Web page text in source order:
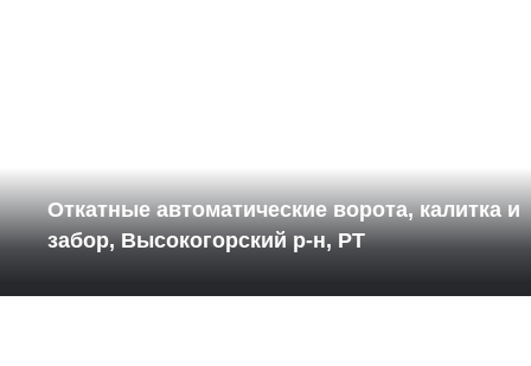
Откатные автоматические ворота, калитка и
забор, Высокогорский р-н, РТ